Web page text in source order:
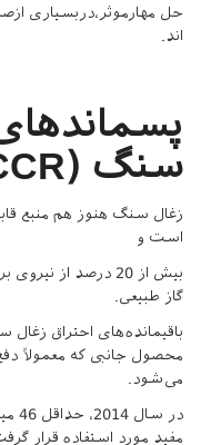
حل مهارموثر،دربسیاری
اند.
سنگ (CCR):
زغال سنگ هنوز هم منبع
است و
بیش از 20 درصد از
گاز طبیعی.
محصول جانبی که معمولاً
می‌شود.
در
مفید مورد استفاده قرار